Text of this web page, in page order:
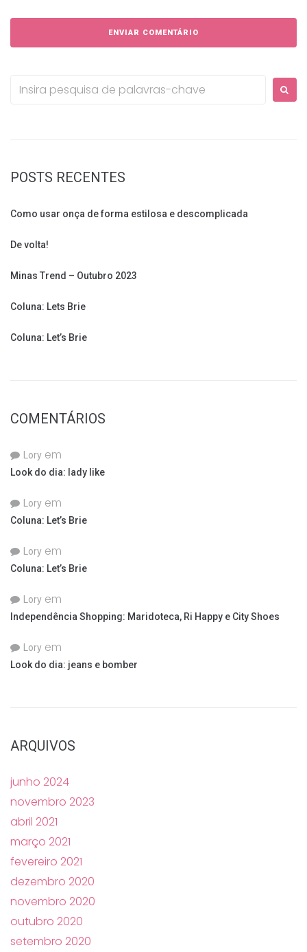
Procurar:
POSTS RECENTES
Como usar onça de forma estilosa e descomplicada
De volta!
Minas Trend – Outubro 2023
Coluna: Lets Brie
Coluna: Let’s Brie
COMENTÁRIOS
Lory em
Look do dia: lady like
Lory em
Coluna: Let’s Brie
Lory em
Coluna: Let’s Brie
Lory em
Independência Shopping: Maridoteca, Ri Happy e City Shoes
Lory em
Look do dia: jeans e bomber
ARQUIVOS
junho 2024
novembro 2023
abril 2021
março 2021
fevereiro 2021
dezembro 2020
novembro 2020
outubro 2020
setembro 2020